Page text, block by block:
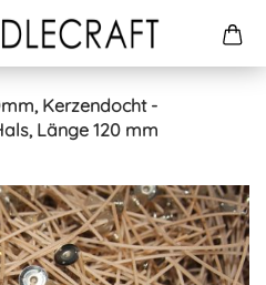
Kerzendocht -
Länge 120 mm